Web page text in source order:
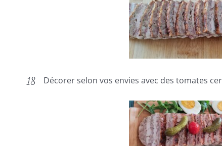
Décorer selon vos envies avec des tomates